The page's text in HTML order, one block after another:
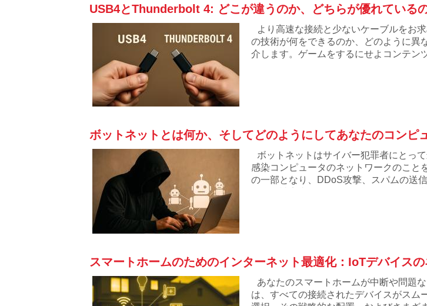
USB4とThunderbolt 4: どこが違うのか、どちらが優れている
より高速な接続と少ないケーブルをお
の技術が何をできるのか、どのように異
介します。ゲームをするにせよコンテン
ボットネットとは何か、そしてどのようにしてあなたのコンピ
ボットネットはサイバー犯罪者にとっ
感染コンピュータのネットワークのこと
の一部となり、DDoS攻撃、スパムの送
スマートホームのためのインターネット最適化：IoTデバイス
あなたのスマートホームが中断や問題
は、すべての接続されたデバイスがスム